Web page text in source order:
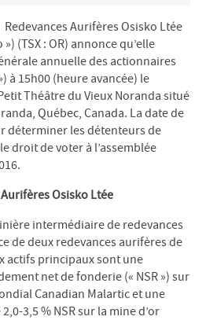
Redevances Aurifères Osisko Ltée
(TSX : OR) annonce qu’elle
annuelle des actionnaires
à 15h00 (heure avancée) le
Théâtre du Vieux Noranda situé
Québec, Canada. La date de
déterminer les détenteurs de
droit de voter à l’assemblée
Osisko Ltée
intermédiaire de redevances
de deux redevances aurifères de
actifs principaux sont une
net de fonderie (« NSR ») sur
Canadian Malartic et une
3,5 % NSR sur la mine d’or